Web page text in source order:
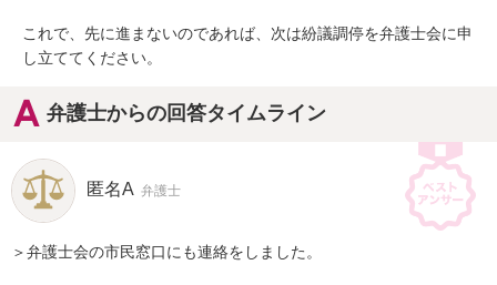
これで、先に進まないのであれば、次は紛議調停を弁護士会に申
し立ててください。
弁護士からの回答タイムライン
匿名A 弁護士
＞弁護士会の市民窓口にも連絡をしました。